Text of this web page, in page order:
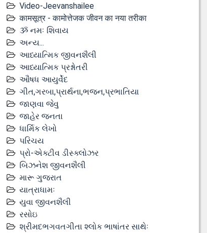
Video-Jeevanshailee
कामसूत्र - कामोत्तेजक जीवन का नया तरीका
ૐ નમઃ શિવાય
અન્ય...
આધ્યાત્મિક જીવનશૈલી
આધ્યાત્મિક પ્રશ્નોતરી
ઔષધ આયુર્વેદ
ગીત,ગરબા,પ્રાર્થના,ભજન,પ્રભાતિયા
જાણવા જેવુ
જાહેર જનતા
ધાર્મિક લેખો
પરિચય
પ્રો-એક્ટીવ ડીસ્‍ક્લોઝર
બિઝનેશ જીવનશૈલી
મારૂ ગુજરાત
યાત્રાધામઃ
યુવા જીવનશૈલી
રસોઇ
શ્રીમદભગવતગીતા શ્લોક ભાષાંતર સાથેઃ